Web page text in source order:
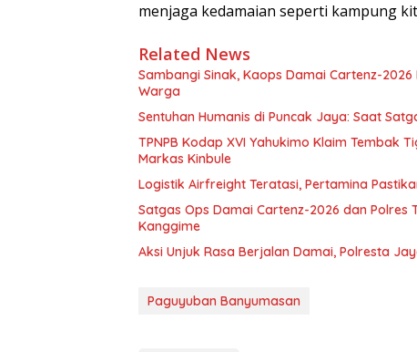
menjaga kedamaian seperti kampung
Related News
Sambangi Sinak, Kaops Damai Cartenz-
Warga
Sentuhan Humanis di Puncak Jaya: Saat
TPNPB Kodap XVI Yahukimo Klaim Tembak
Markas Kinbule
Logistik Airfreight Teratasi, Pertamina
Satgas Ops Damai Cartenz-2026 dan Polres
Kanggime
Aksi Unjuk Rasa Berjalan Damai, Polresta
Paguyuban Banyumasan